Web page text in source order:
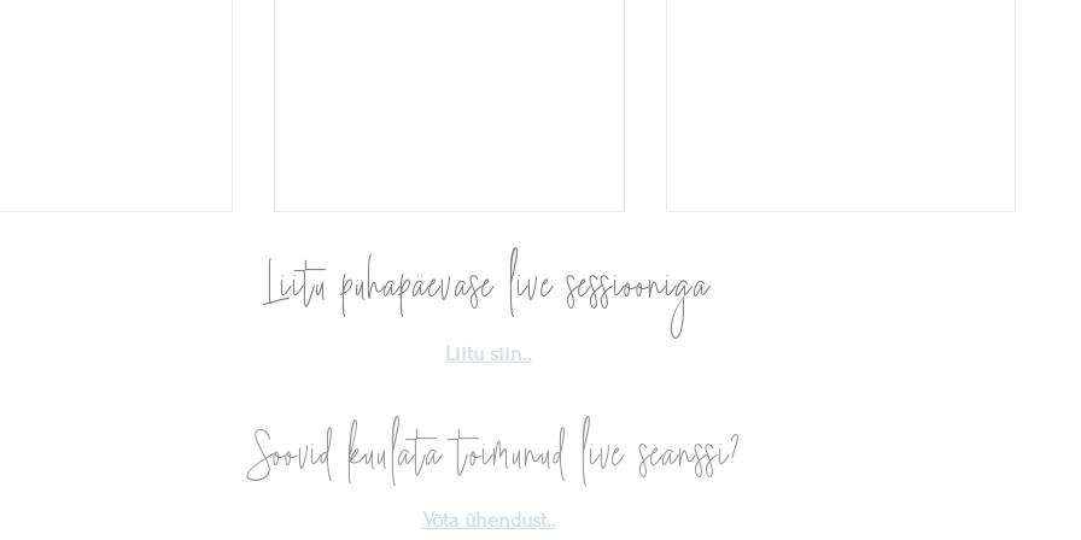
Liitu pühapäevase live sessiooniga
Liitu siin..
Soovid kuulata toimunud live seanssi?
Võta ühendust..